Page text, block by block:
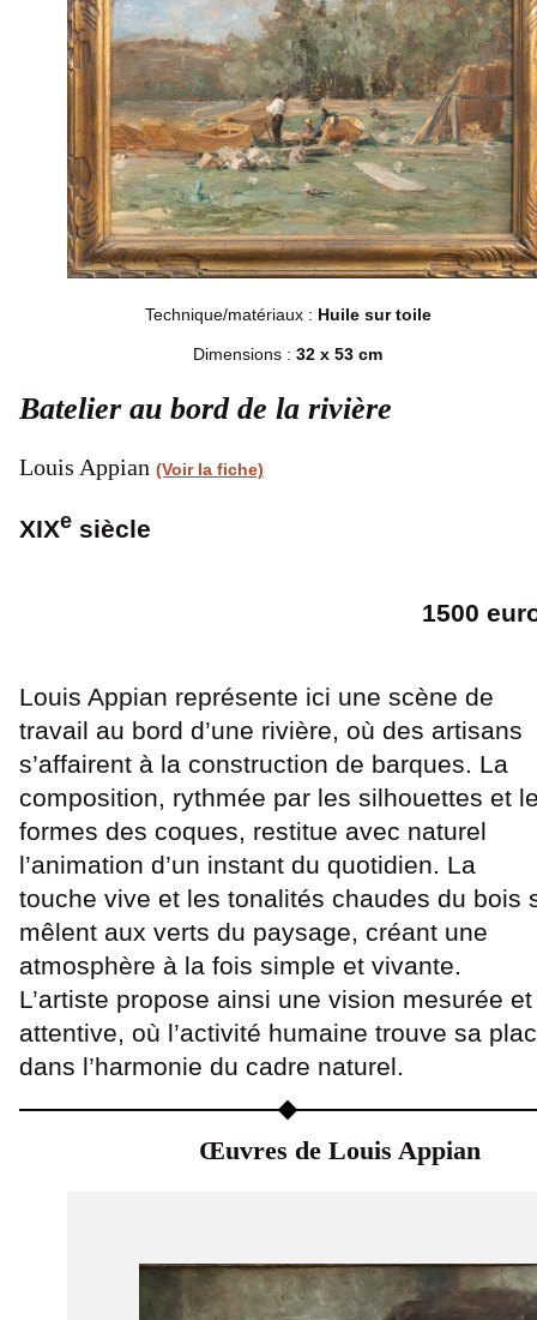
Technique/matériaux : Huile sur toile
Dimensions : 32 x 53 cm
Batelier au bord de la rivière
Louis Appian (Voir la fiche)
XIXe siècle
1500
Louis Appian représente ici une scène de
travail au bord d’une rivière, où des artisans
s’affairent à la construction de barques. La
composition, rythmée par les silhouettes et
formes des coques, restitue avec naturel
l’animation d’un instant du quotidien. La
touche vive et les tonalités chaudes du bois
mêlent aux verts du paysage, créant une
atmosphère à la fois simple et vivante.
L’artiste propose ainsi une vision mesurée et
attentive, où l’activité humaine trouve sa
dans l’harmonie du cadre naturel.
Œuvres de Louis Appian